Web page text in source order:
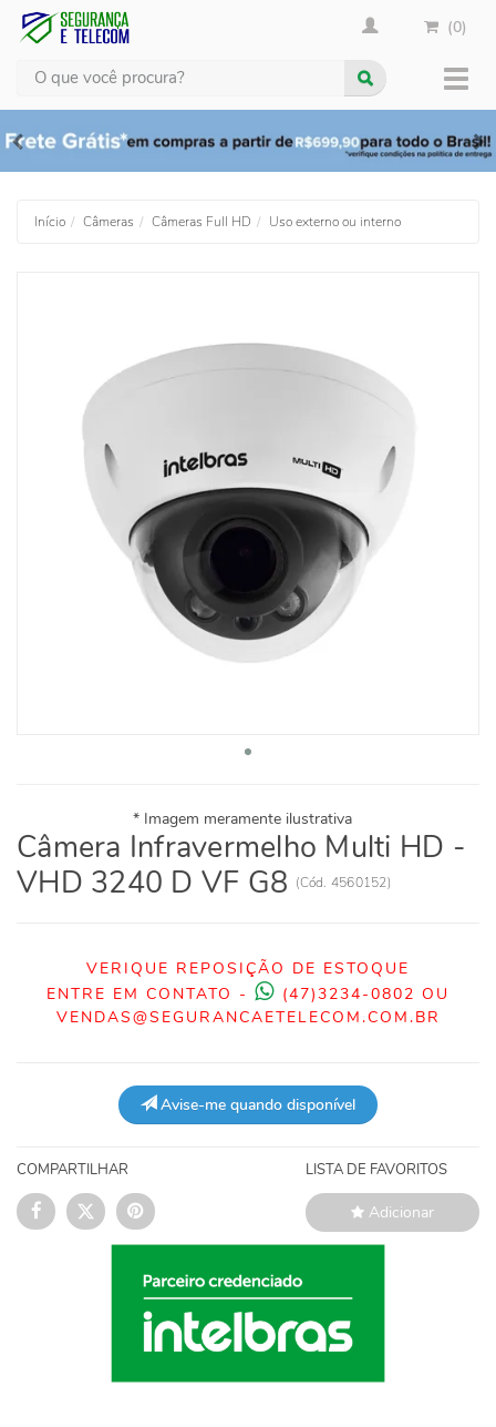
(0)
Busca
Início Câmeras Câmeras Full HD Uso externo ou interno
Câmera Infravermelho Multi HD -
VHD 3240 D VF G8 (Cód. 4560152)
VERIQUE REPOSIÇÃO DE ESTOQUE
ENTRE EM CONTATO -
(47)3234-0802 OU
VENDAS@SEGURANCAETELECOM.COM.BR
Avise-me quando disponível
COMPARTILHAR LISTA DE FAVORITOS
Adicionar